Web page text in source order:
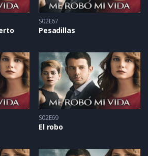
S02E67
Pesadillas
S02E69
El robo